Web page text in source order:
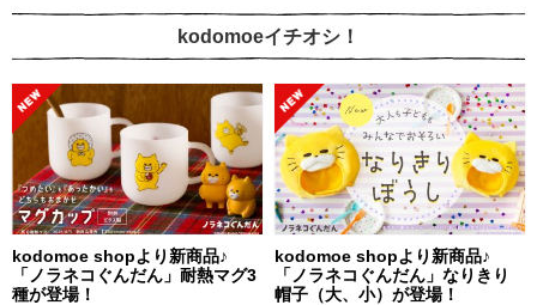
kodomoeイチオシ！
kodomoe shopより新商品♪
「ノラネコぐんだん」耐熱マグ3
種が登場！
kodomoe shopより新商品♪
「ノラネコぐんだん」なりきり
帽子（大、小）が登場！